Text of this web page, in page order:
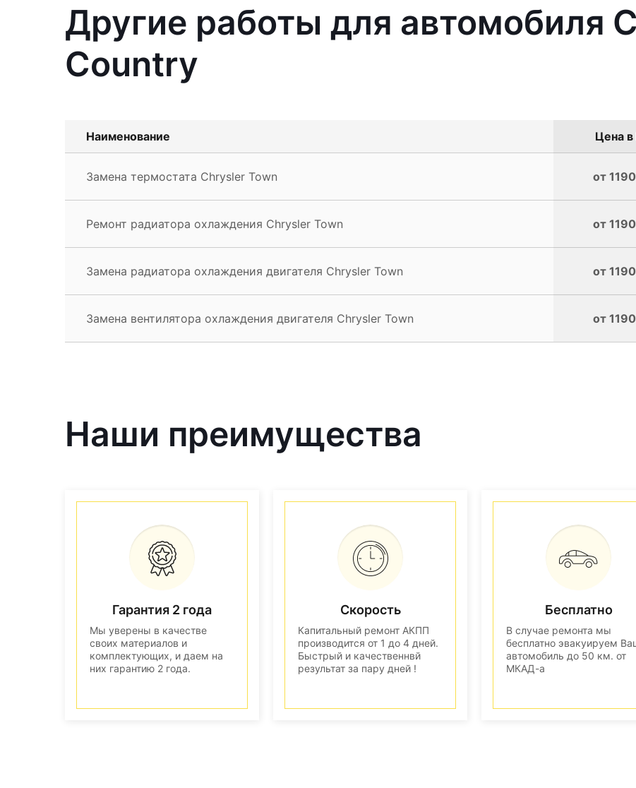
Другие работы для автомобиля
Country
Наименование Цена в
Замена термостата Chrysler Town от
Ремонт радиатора охлаждения Chrysler Town от
Замена радиатора охлаждения двигателя Chrysler Town от
Замена вентилятора охлаждения двигателя Chrysler Town от
Наши преимущества
Гарантия 2 года
Мы уверены в качестве
своих материалов и
комплектующих, и даем на
них гарантию 2 года.
Скорость
Капитальный ремонт АКПП
производится от 1 до 4 дней.
Быстрый и качественнвй
результат за пару дней !
Бесплатно
В случае ремонта мы
бесплатно эвакуируем
автомобиль до 50 км. от
МКАД-а